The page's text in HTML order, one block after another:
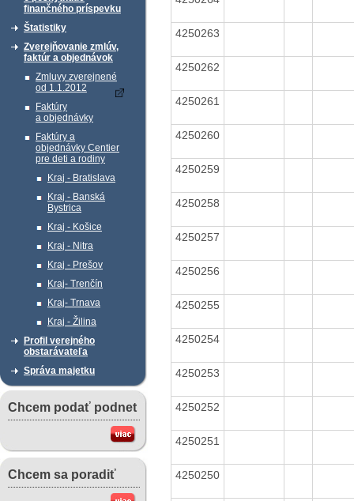
finančného príspevku
Štatistiky
Zverejňovanie zmlúv,
faktúr a objednávok
Zmluvy zverejnené
od 1.1.2012
Faktúry
a objednávky
Faktúry a
objednávky Centier
pre deti a rodiny
Kraj - Bratislava
Kraj - Banská
Bystrica
Kraj - Košice
Kraj - Nitra
Kraj - Prešov
Kraj- Trenčín
Kraj- Trnava
Kraj - Žilina
Profil verejného
obstarávateľa
Správa majetku
Chcem podať podnet
Chcem sa poradiť
4250263
4250262
4250261
4250260
4250259
4250258
4250257
4250256
4250255
4250254
4250253
4250252
4250251
4250250